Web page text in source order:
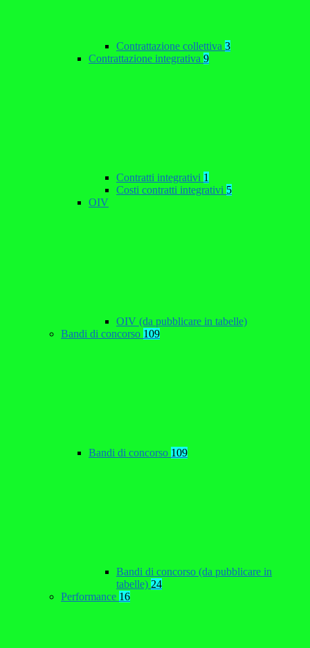
Contrattazione collettiva 3
Contrattazione integrativa 9
Contratti integrativi 1
Costi contratti integrativi 5
OIV
OIV (da pubblicare in tabelle)
Bandi di concorso 109
Bandi di concorso 109
Bandi di concorso (da pubblicare in
tabelle) 24
Performance 16